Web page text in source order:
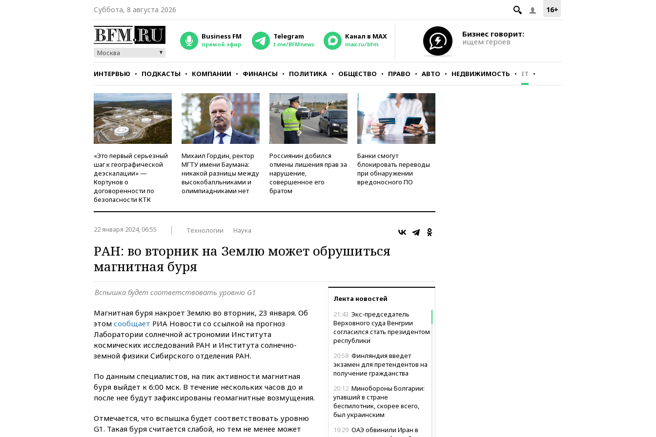
16+
Суббота, 8 августа 2026
Москва
Business FM
прямой эфир
Telegram
t.me/BFMnews
Канал в MAX
max.ru/bfm
Бизнес говорит:
ищем героев
ИНТЕРВЬЮ ПОДКАСТЫ КОМПАНИИ ФИНАНСЫ ПОЛИТИКА ОБЩЕСТВО ПРАВО АВТО НЕДВИЖИМОСТЬ IT
СТИЛЬ ТЕСТЫ
«Это первый серьезный
шаг к географической
деэскалации» —
Кортунов о
договоренности по
безопасности КТК
Михаил Гордин, ректор
МГТУ имени Баумана:
никакой разницы между
высокобалльниками и
олимпиадниками нет
Россиянин добился
отмены лишения прав за
нарушение,
совершенное его
братом
Банки смогут
блокировать переводы
при обнаружении
вредоносного ПО
22 января 2024, 06:55 Технологии Наука
РАН: во вторник на Землю может обрушиться
магнитная буря
Лента новостей
21:43 Экс-председатель
Верховного суда Венгрии
согласился стать президентом
республики
20:58 Финляндия введет
экзамен для претендентов на
получение гражданства
20:12 Минобороны Болгарии:
упавший в стране
беспилотник, скорее всего,
был украинским
19:29 ОАЭ обвинили Иран в
Вспышка будет соответствовать уровню G1
Магнитная буря накроет Землю во вторник, 23 января. Об
этом сообщает РИА Новости со ссылкой на прогноз
Лаборатории солнечной астрономии Института
космических исследований РАН и Института солнечно-
земной физики Сибирского отделения РАН.
По данным специалистов, на пик активности магнитная
буря выйдет к 6:00 мск. В течение нескольких часов до и
после нее будут зафиксированы геомагнитные возмущения.
Отмечается, что вспышка будет соответствовать уровню
G1. Такая буря считается слабой, но тем не менее может